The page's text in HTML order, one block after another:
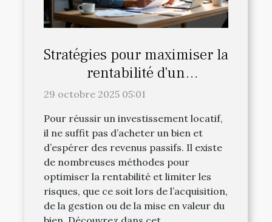
Stratégies pour maximiser la
rentabilité d'un
investissement locatif
29 octobre 2025 05:01
Pour réussir un investissement locatif,
il ne suffit pas d’acheter un bien et
d’espérer des revenus passifs. Il existe
de nombreuses méthodes pour
optimiser la rentabilité et limiter les
risques, que ce soit lors de l’acquisition,
de la gestion ou de la mise en valeur du